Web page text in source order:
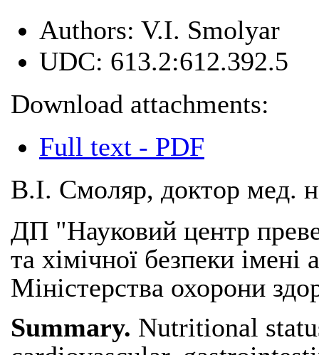
Authors: V.I. Smolyar
UDC: 613.2:612.392.5
Download attachments:
Full text - PDF
В.І. Смоляр, доктор мед.
ДП "Науковий центр
та хімічної безпеки
Міністерства охорони
Summary. Nutritional